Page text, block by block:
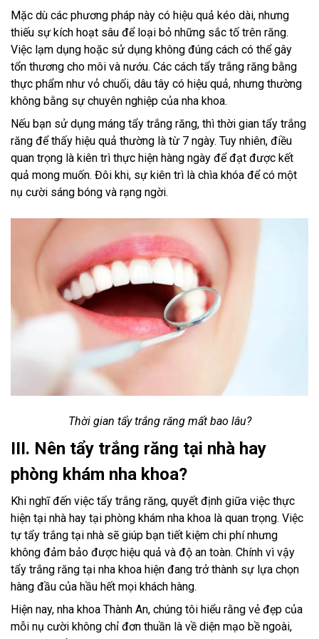
Mặc dù các phương pháp này có hiệu quả kéo dài, nhưng
thiếu sự kích hoạt sâu để loại bỏ những sắc tố trên răng.
Việc lạm dụng hoặc sử dụng không đúng cách có thể gây
tổn thương cho môi và nướu. Các cách tẩy trắng răng bằng
thực phẩm như vỏ chuối, dâu tây có hiệu quả, nhưng thường
không bằng sự chuyên nghiệp của nha khoa.
Nếu bạn sử dụng máng tẩy trắng răng, thì thời gian tẩy trắng
răng để thấy hiệu quả thường là từ 7 ngày. Tuy nhiên, điều
quan trọng là kiên trì thực hiện hàng ngày để đạt được kết
quả mong muốn. Đôi khi, sự kiên trì là chìa khóa để có một
nụ cười sáng bóng và rạng ngời.
Thời gian tẩy trắng răng mất bao lâu?
III. Nên tẩy trắng răng tại nhà hay
phòng khám nha khoa?
Khi nghĩ đến việc tẩy trắng răng, quyết định giữa việc thực
hiện tại nhà hay tại phòng khám nha khoa là quan trọng. Việc
tự tẩy trắng tại nhà sẽ giúp bạn tiết kiệm chi phí nhưng
không đảm bảo được hiệu quả và độ an toàn. Chính vì vậy
tẩy trắng răng tại nha khoa hiện đang trở thành sự lựa chọn
hàng đầu của hầu hết mọi khách hàng.
Hiện nay, nha khoa Thành An, chúng tôi hiểu rằng vẻ đẹp của
mỗi nụ cười không chỉ đơn thuần là về diện mạo bề ngoài,